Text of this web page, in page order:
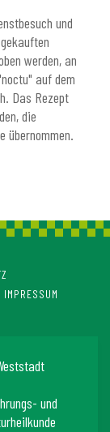
und
werden, an
auf dem
Das Rezept
die
übernommen.
IMPRESSUM
und